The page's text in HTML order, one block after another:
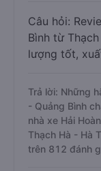
Câu hỏi:
Bình từ
lượng tốt,
Trả lời: Những
- Quảng Bình
nhà xe Hải
Thạch Hà - Hà
trên 812 đánh